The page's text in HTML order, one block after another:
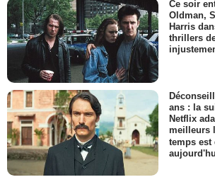
Ce soir
Oldman,
Harris
thrillers
ans : la
Netflix
meilleurs
temps